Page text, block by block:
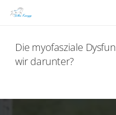
Die myofasziale
wir darunter?